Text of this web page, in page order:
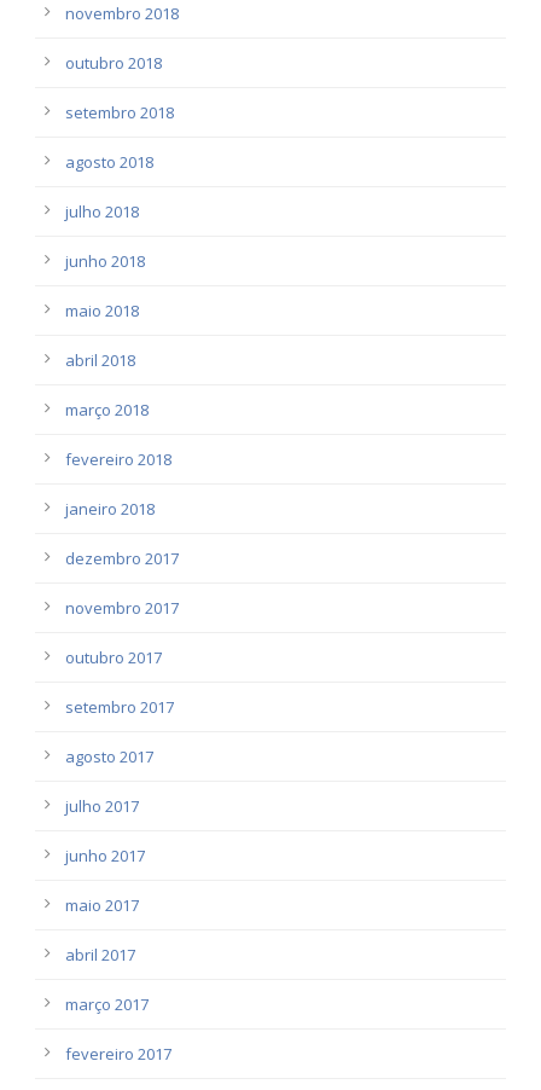
novembro 2018
outubro 2018
setembro 2018
agosto 2018
julho 2018
junho 2018
maio 2018
abril 2018
março 2018
fevereiro 2018
janeiro 2018
dezembro 2017
novembro 2017
outubro 2017
setembro 2017
agosto 2017
julho 2017
junho 2017
maio 2017
abril 2017
março 2017
fevereiro 2017